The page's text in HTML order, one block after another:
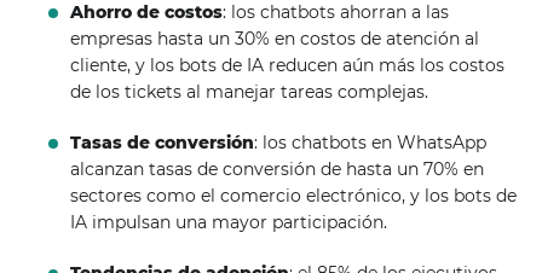
Ahorro de costos: los chatbots ahorran a las
empresas hasta un 30% en costos de atención al
cliente, y los bots de IA reducen aún más los costos
de los tickets al manejar tareas complejas.
Tasas de conversión: los chatbots en WhatsApp
alcanzan tasas de conversión de hasta un 70% en
sectores como el comercio electrónico, y los bots de
IA impulsan una mayor participación.